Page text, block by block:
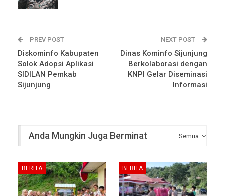
PREV POST
Diskominfo Kabupaten
Solok Adopsi Aplikasi
SIDILAN Pemkab
Sijunjung
NEXT POST
Dinas Kominfo Sijunjung
Berkolaborasi dengan
KNPI Gelar Diseminasi
Informasi
Semua
Anda Mungkin Juga Berminat
BERITA BERITA